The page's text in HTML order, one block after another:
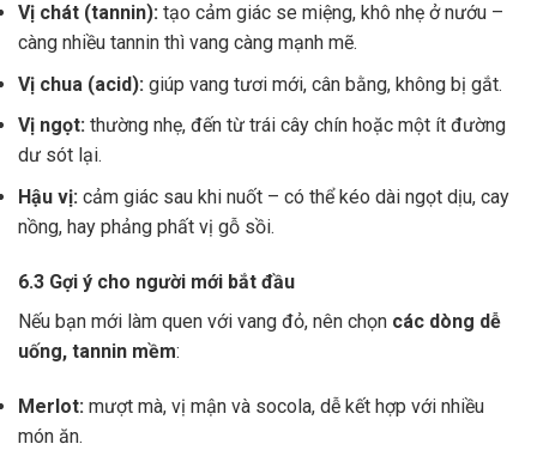
Vị chát (tannin): tạo cảm giác se miệng, khô nhẹ ở nướu –
càng nhiều tannin thì vang càng mạnh mẽ.
Vị chua (acid): giúp vang tươi mới, cân bằng, không bị gắt.
Vị ngọt: thường nhẹ, đến từ trái cây chín hoặc một ít đường
dư sót lại.
Hậu vị: cảm giác sau khi nuốt – có thể kéo dài ngọt dịu, cay
nồng, hay phảng phất vị gỗ sồi.
6.3 Gợi ý cho người mới bắt đầu
Nếu bạn mới làm quen với vang đỏ, nên chọn các dòng dễ
uống, tannin mềm:
Merlot: mượt mà, vị mận và socola, dễ kết hợp với nhiều
món ăn.